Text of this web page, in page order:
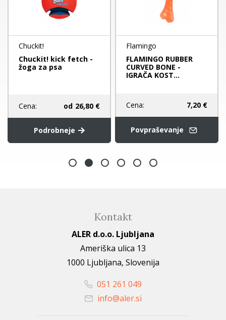
Chuckit!
Chuckit! kick fetch -
žoga za psa
Cena: od 26,80 €
Podrobneje
Flamingo
FLAMINGO RUBBER
CURVED BONE -
IGRAČA KOST...
Cena: 7,20 €
Povpraševanje
Kontakt
ALER d.o.o. Ljubljana
Ameriška ulica 13
1000 Ljubljana, Slovenija
051 261 049
info@aler.si